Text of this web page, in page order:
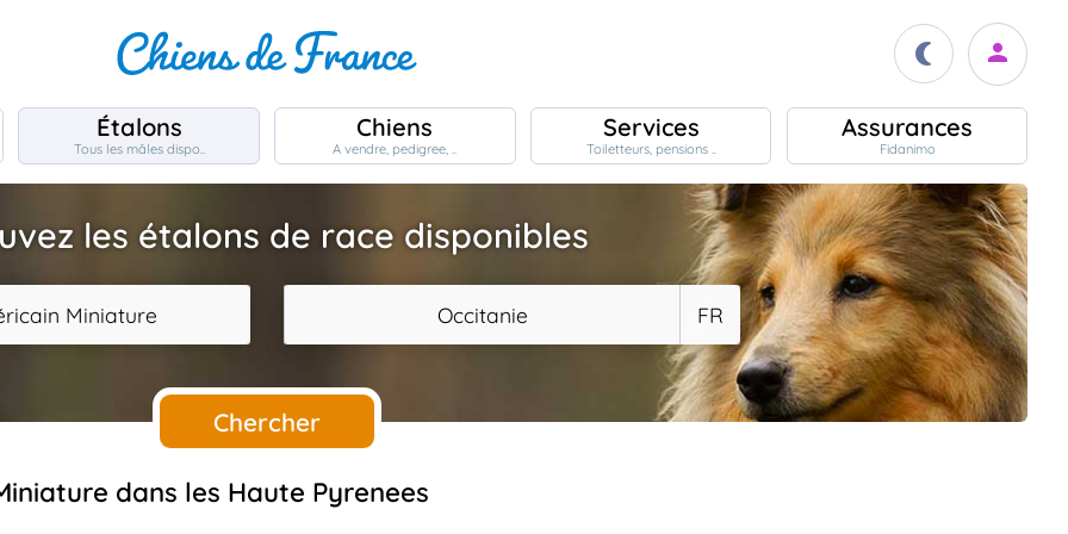
Étalons
Tous les mâles dispo..
Chiens
A vendre, pedigree, ..
Services
Toiletteurs, pensions ..
Assurances
Fidanimo
les étalons de race disponibles
Miniature Occitanie FR
Chercher
dans les Haute Pyrenees